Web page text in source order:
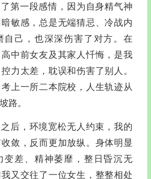
第一段感情，因为自身精气神
敏感，总是无端猜忌、冷战内
自己，也深深伤害了对方。在
中前女友及其家人忏悔，是我
力太差，耽误和伤害了别人。
上一所二本院校，人生轨迹从
路。
后，环境宽松无人约束，我的
敛，反而更加放纵。身体明显
变差、精神萎靡，整日昏沉无
又交往了一位女生，整整相处